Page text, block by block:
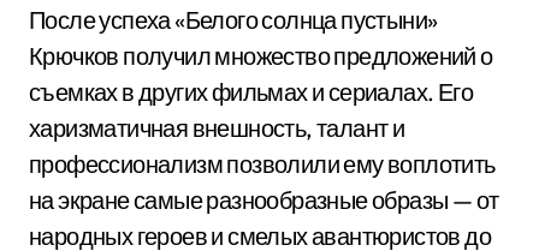
После успеха «Белого солнца пустыни»
Крючков получил множество предложений о
съемках в других фильмах и сериалах. Его
харизматичная внешность, талант и
профессионализм позволили ему воплотить
на экране самые разнообразные образы — от
народных героев и смелых авантюристов до